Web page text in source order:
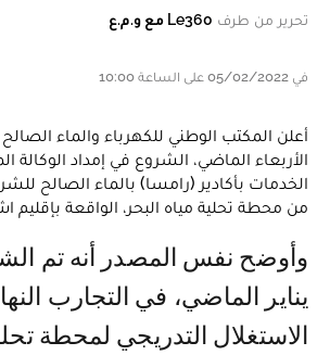
تحرير من طرف Le360 مع و.م.ع
في 05/02/2022 على الساعة 10:00
أعلن المكتب الوطني للكهرباء والماء
الأربعاء الماضي، الشروع في إمداد الوكالة
الخدمات بأكادير (رامسا) بالماء الصالح
من محطة تحلية مياه البحر، الواقعة بإقليم
وأوضح نفس المصدر أنه تم الشروع، يوم 29
يناير الماضي، في التجارب
الاستغلال التدريجي لمحطة